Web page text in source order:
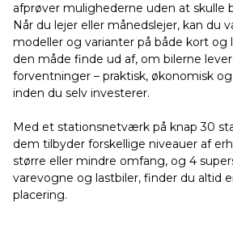
afprøver mulighederne uden at skulle
Når du lejer eller månedslejer, kan du
modeller og varianter på både kort og
den måde finde ud af, om bilerne
forventninger – praktisk, økonomisk
inden du selv investerer.
Med et stationsnetværk på knap 30
dem tilbyder forskellige niveauer af
større eller mindre omfang, og 4
varevogne og lastbiler, finder du altid
placering.